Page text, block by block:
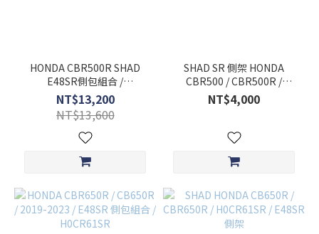
HONDA CBR500R SHAD
E48SR側包組合 /
H0CB51SR / 2019-23
NT$13,200
NT$13,600
SHAD SR 側架 HONDA
CBR500 / CBR500R /
H0CB51SR / E48SR側架
NT$4,000